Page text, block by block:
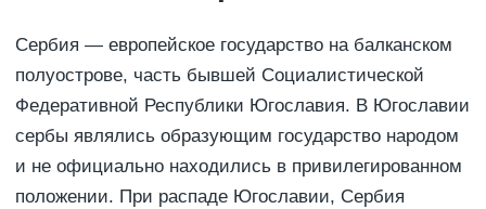
Сербия — европейское государство на балканском
полуострове, часть бывшей Социалистической
Федеративной Республики Югославия. В Югославии
сербы являлись образующим государство народом
и не официально находились в привилегированном
положении. При распаде Югославии, Сербия